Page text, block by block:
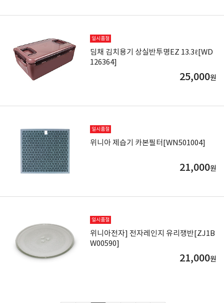
일시품절
딤채 김치용기 상실반투명EZ 13.3ℓ[WD
126364]
25,000원
일시품절
위니아 제습기 카본필터[WN501004]
21,000원
일시품절
위니아전자] 전자레인지 유리쟁반[ZJ1B
W00590]
21,000원